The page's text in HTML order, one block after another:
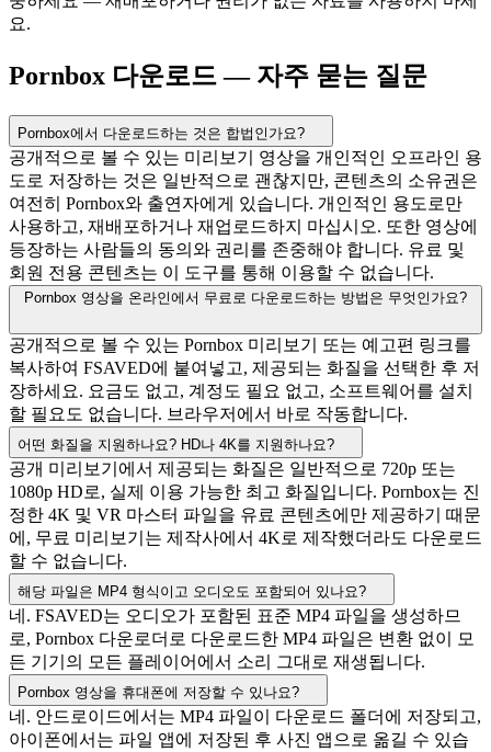
요.
Pornbox 다운로드 — 자주 묻는 질문
Pornbox에서 다운로드하는 것은 합법인가요?
공개적으로 볼 수 있는 미리보기 영상을 개인적인 오프라인 용
도로 저장하는 것은 일반적으로 괜찮지만, 콘텐츠의 소유권은
여전히 Pornbox와 출연자에게 있습니다. 개인적인 용도로만
사용하고, 재배포하거나 재업로드하지 마십시오. 또한 영상에
등장하는 사람들의 동의와 권리를 존중해야 합니다. 유료 및
회원 전용 콘텐츠는 이 도구를 통해 이용할 수 없습니다.
Pornbox 영상을 온라인에서 무료로 다운로드하는 방법은 무엇인가요?
공개적으로 볼 수 있는 Pornbox 미리보기 또는 예고편 링크를
복사하여 FSAVED에 붙여넣고, 제공되는 화질을 선택한 후 저
장하세요. 요금도 없고, 계정도 필요 없고, 소프트웨어를 설치
할 필요도 없습니다. 브라우저에서 바로 작동합니다.
어떤 화질을 지원하나요? HD나 4K를 지원하나요?
공개 미리보기에서 제공되는 화질은 일반적으로 720p 또는
1080p HD로, 실제 이용 가능한 최고 화질입니다. Pornbox는 진
정한 4K 및 VR 마스터 파일을 유료 콘텐츠에만 제공하기 때문
에, 무료 미리보기는 제작사에서 4K로 제작했더라도 다운로드
할 수 없습니다.
해당 파일은 MP4 형식이고 오디오도 포함되어 있나요?
네. FSAVED는 오디오가 포함된 표준 MP4 파일을 생성하므
로, Pornbox 다운로더로 다운로드한 MP4 파일은 변환 없이 모
든 기기의 모든 플레이어에서 소리 그대로 재생됩니다.
Pornbox 영상을 휴대폰에 저장할 수 있나요?
네. 안드로이드에서는 MP4 파일이 다운로드 폴더에 저장되고,
아이폰에서는 파일 앱에 저장된 후 사진 앱으로 옮길 수 있습